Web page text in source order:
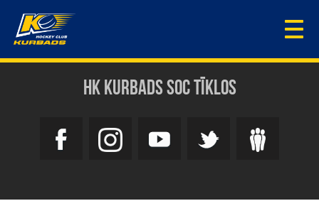
HK KURBADS SOC TĪKLOS